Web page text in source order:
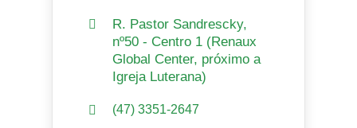
R. Pastor Sandrescky,
nº50 - Centro 1 (Renaux
Global Center, próximo a
Igreja Luterana)
(47) 3351-2647